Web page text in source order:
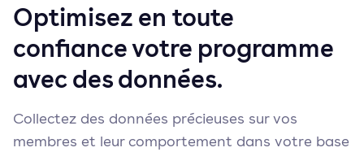
Optimisez en toute
confiance votre programme
avec des données.
Collectez des données précieuses sur vos
membres et leur comportement dans votre base